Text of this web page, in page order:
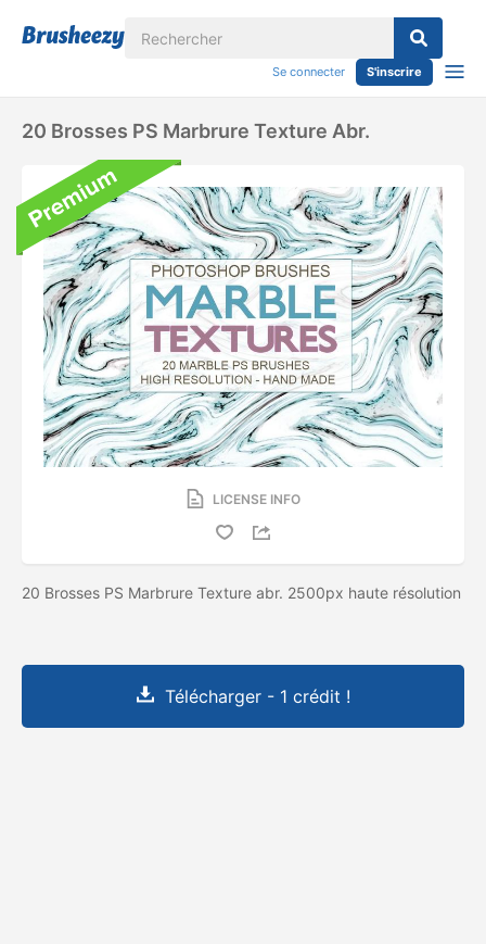
Se connecter S'inscrire
20 Brosses PS Marbrure Texture Abr.
LICENSE INFO
20 Brosses PS Marbrure Texture abr. 2500px haute résolution
Télécharger - 1 crédit !